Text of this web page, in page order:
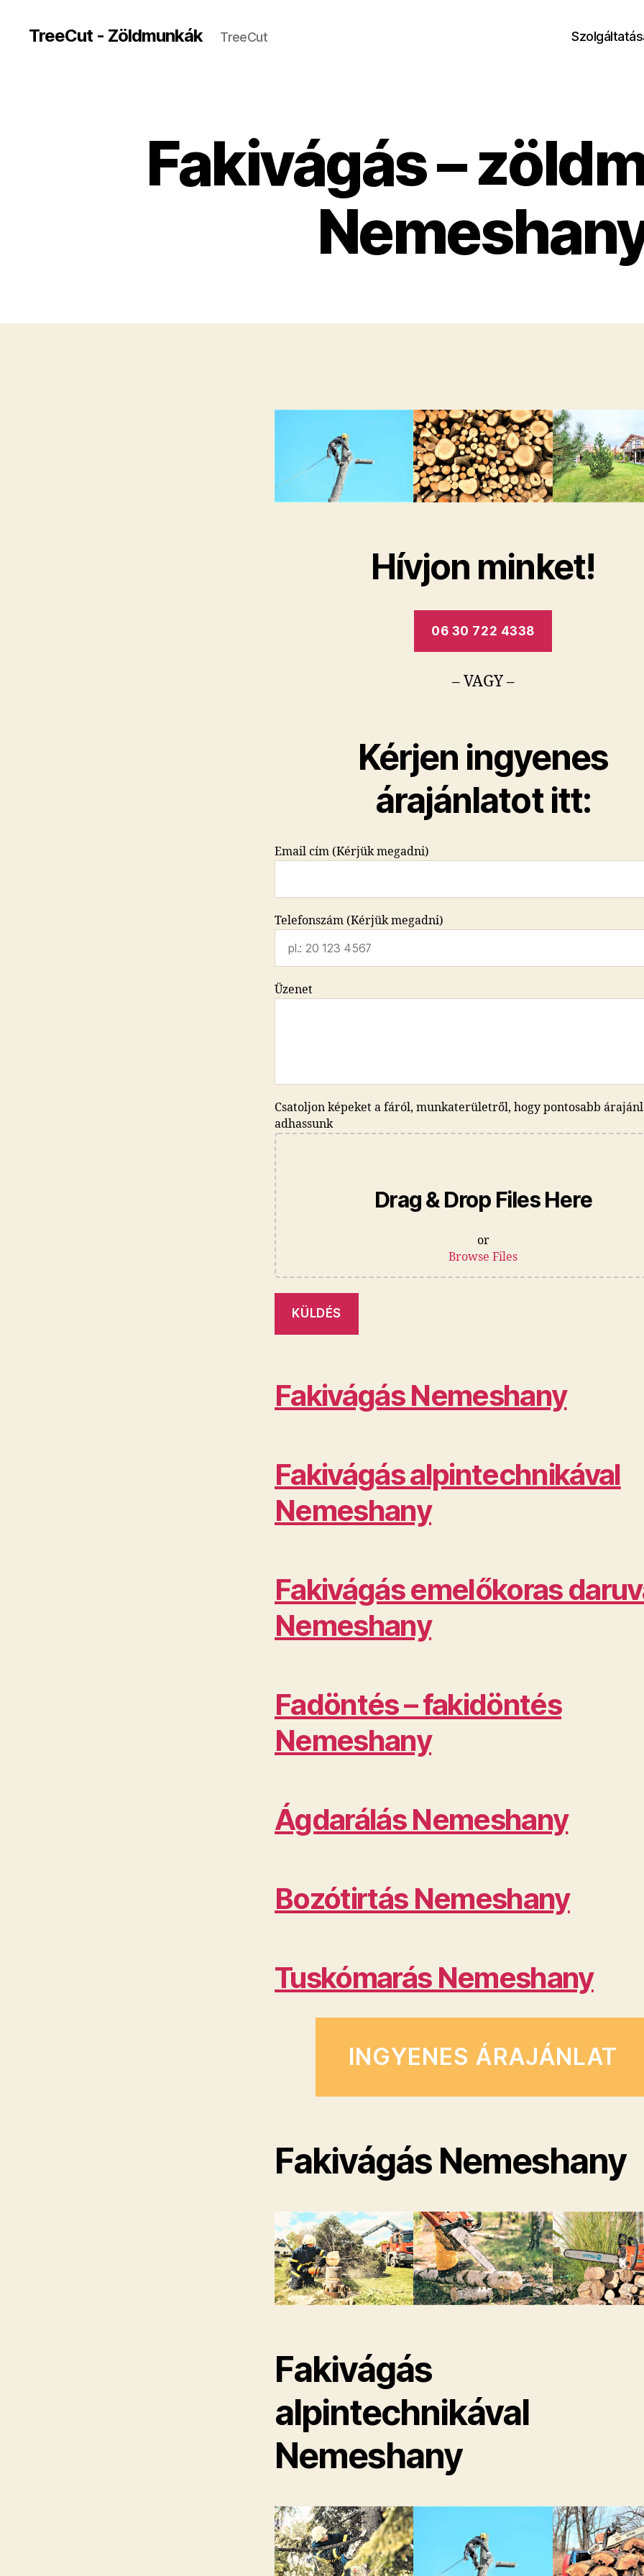
TreeCut - Zöldmunkák TreeCut
Fakivágás –
Hívjon minket!
06 30 722 4338
– VAGY –
Kérjen ingyenes
árajánlatot itt:
Email cím (Kérjük megadni)
Telefonszám (Kérjük megadni)
Üzenet
Csatoljon képeket a fáról, munkaterületről, hogy pontosabb
adhassunk
Drag & Drop Files Here
or
Browse Files
Fakivágás Nemeshany
Fakivágás alpintechnikával
Nemeshany
Fakivágás emelőkoras
Nemeshany
Fadöntés – fakidöntés
Nemeshany
Ágdarálás Nemeshany
Bozótirtás Nemeshany
Tuskómarás Nemeshany
INGYENES ÁRAJÁNLAT
Fakivágás Nemeshany
Fakivágás
alpintechnikával
Nemeshany